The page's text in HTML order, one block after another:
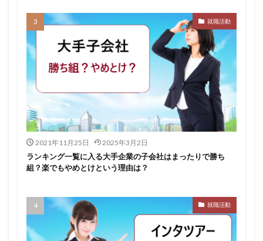
就職活動
2021年11月25日 2025年3月2日
ランキング一覧に入る大手企業の子会社はまったりで勝ち
組？楽でもやめとけという理由は？
就職活動
スカウトサイト
しんどい
ジョブトラ
ジョブティービー
ジョブスプリング
システムエンジニア
ジェイック
テストセンター
どこから
ブラック入ってはいけない
ボーナス込み
ポート株式会社
ベンチャー企業
ベクトル
ペースボックス
プログラミング
プログラマー
フリナビ
フューチャーファインダー
どこでもいい
どんな仕事が向いている
とりあえず
どっち